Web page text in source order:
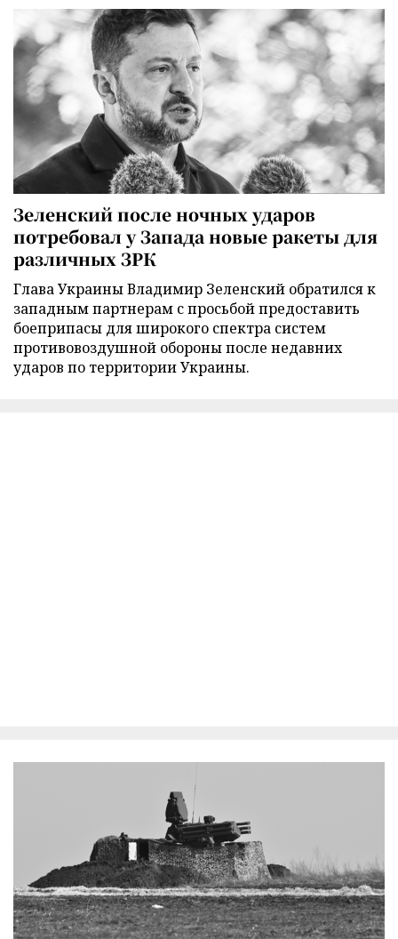
Зеленский после ночных ударов
потребовал у Запада новые ракеты для
различных ЗРК
Глава Украины Владимир Зеленский обратился к
западным партнерам с просьбой предоставить
боеприпасы для широкого спектра систем
противовоздушной обороны после недавних
ударов по территории Украины.